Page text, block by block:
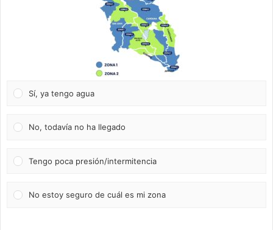
Sí, ya tengo agua
No, todavía no ha llegado
Tengo poca presión/intermitencia
No estoy seguro de cuál es mi zona